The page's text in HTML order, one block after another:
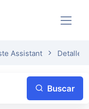
Assistant Detalles
Buscar